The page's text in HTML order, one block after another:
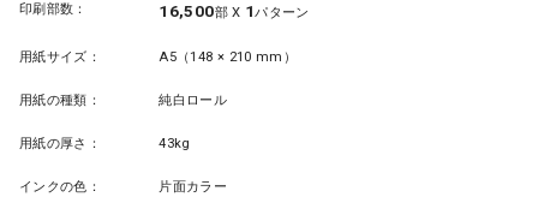
印刷部数： 16,500部 X 1パターン
用紙サイズ： A5（148 × 210 mm）
用紙の種類： 純白ロール
用紙の厚さ： 43kg
インクの色： 片面カラー